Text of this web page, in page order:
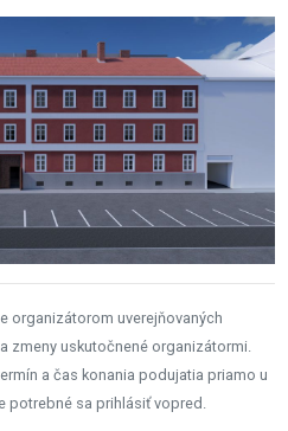
organizátorom uverejňovaných
zmeny uskutočnené organizátormi.
a čas konania podujatia priamo u
potrebné sa prihlásiť vopred.